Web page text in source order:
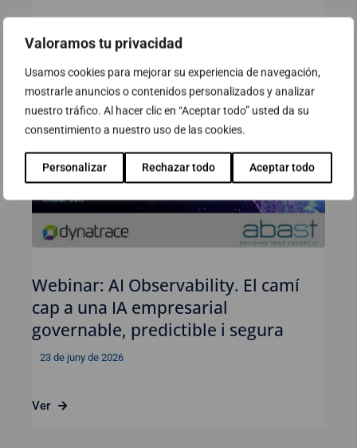
Valoramos tu privacidad
Usamos cookies para mejorar su experiencia de navegación,
mostrarle anuncios o contenidos personalizados y analizar
nuestro tráfico. Al hacer clic en “Aceptar todo” usted da su
consentimiento a nuestro uso de las cookies.
Personalizar Rechazar todo Aceptar todo
Webinar: AI Observability. El camí
cap a una IA empresarial
governable, predictible i segura
23 de juny de 2026
Ver